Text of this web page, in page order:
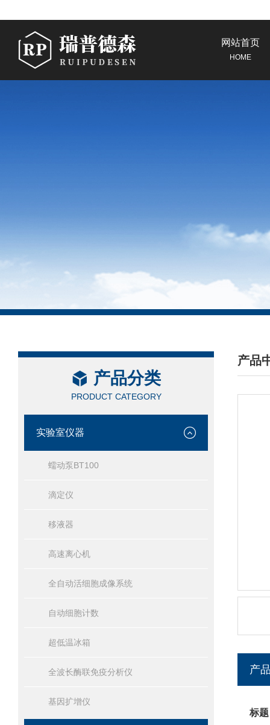
网站首页
HOME
产品分类
PRODUCT CATEGORY
实验室仪器
蠕动泵BT100
滴定仪
移液器
高速离心机
全自动活细胞成像系统
自动细胞计数
超低温冰箱
全波长酶联免疫分析仪
基因扩增仪
产品
/
产
标